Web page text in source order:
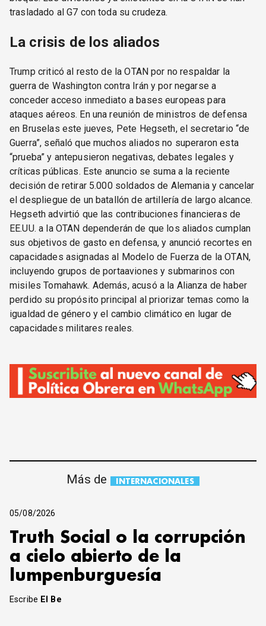
trasladado al G7 con toda su crudeza.
La crisis de los aliados
Trump criticó al resto de la OTAN por no respaldar la
guerra de Washington contra Irán y por negarse a
conceder acceso inmediato a bases europeas para
ataques aéreos. En una reunión de ministros de defensa
en Bruselas este jueves, Pete Hegseth, el secretario “de
Guerra”, señaló que muchos aliados no superaron esta
“prueba” y antepusieron negativas, debates legales y
críticas públicas. Este anuncio se suma a la reciente
decisión de retirar 5.000 soldados de Alemania y cancelar
el despliegue de un batallón de artillería de largo alcance.
Hegseth advirtió que las contribuciones financieras de
EE.UU. a la OTAN dependerán de que los aliados cumplan
sus objetivos de gasto en defensa, y anunció recortes en
capacidades asignadas al Modelo de Fuerza de la OTAN,
incluyendo grupos de portaaviones y submarinos con
misiles Tomahawk. Además, acusó a la Alianza de haber
perdido su propósito principal al priorizar temas como la
igualdad de género y el cambio climático en lugar de
capacidades militares reales.
Más de INTERNACIONALES
05/08/2026
Truth Social o la corrupción
a cielo abierto de la
lumpenburguesía
Escribe El Be